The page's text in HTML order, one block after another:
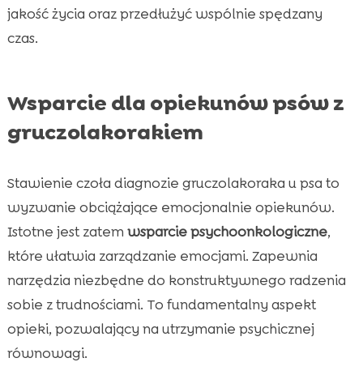
jakość życia oraz przedłużyć wspólnie spędzany
czas.
Wsparcie dla opiekunów psów z
gruczolakorakiem
Stawienie czoła diagnozie gruczolakoraka u psa to
wyzwanie obciążające emocjonalnie opiekunów.
Istotne jest zatem wsparcie psychoonkologiczne,
które ułatwia zarządzanie emocjami. Zapewnia
narzędzia niezbędne do konstruktywnego radzenia
sobie z trudnościami. To fundamentalny aspekt
opieki, pozwalający na utrzymanie psychicznej
równowagi.